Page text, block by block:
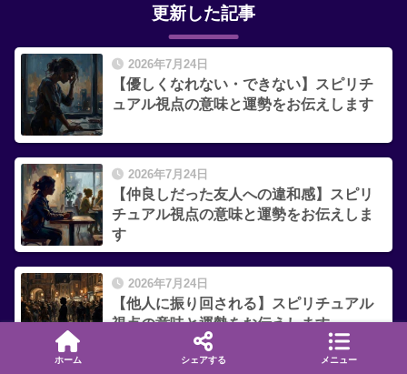
更新した記事
2026年7月24日
【優しくなれない・できない】スピリチ
ュアル視点の意味と運勢をお伝えします
2026年7月24日
【仲良しだった友人への違和感】スピリ
チュアル視点の意味と運勢をお伝えしま
す
2026年7月24日
【他人に振り回される】スピリチュアル
視点の意味と運勢をお伝えします
ホーム シェアする メニュー